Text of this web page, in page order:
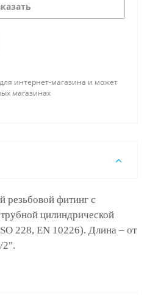
интернет-магазина и может
магазинах
резьбовой фитинг с
цилиндрической
228, EN 10226). Длина – от
2".